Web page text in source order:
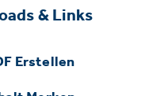
& Links
Erstellen